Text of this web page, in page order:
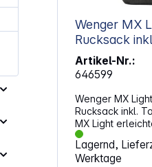
Wenger MX
Rucksack inkl. Tablet-Fach 16"
grau
Artikel-Nr.:
646599
Wenger MX
Rucksack inkl.
MX Light
es beim
oder zur Uni.
sich außen edel
Lagernd,
Werktage